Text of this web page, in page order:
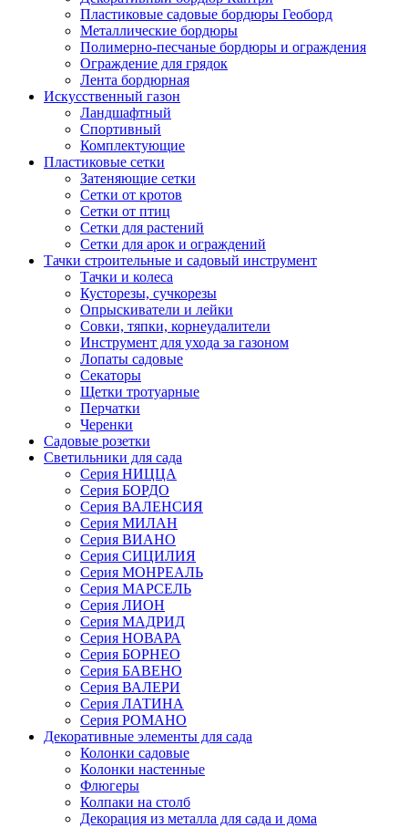
Пластиковые садовые бордюры Геоборд
Металлические бордюры
Полимерно-песчаные бордюры и ограждения
Ограждение для грядок
Лента бордюрная
Искусственный газон
Ландшафтный
Спортивный
Комплектующие
Пластиковые сетки
Затеняющие сетки
Сетки от кротов
Сетки от птиц
Сетки для растений
Сетки для арок и ограждений
Тачки строительные и садовый инструмент
Тачки и колеса
Кусторезы, сучкорезы
Опрыскиватели и лейки
Совки, тяпки, корнеудалители
Инструмент для ухода за газоном
Лопаты садовые
Секаторы
Щетки тротуарные
Перчатки
Черенки
Садовые розетки
Светильники для сада
Серия НИЦЦА
Серия БОРДО
Серия ВАЛЕНСИЯ
Серия МИЛАН
Серия ВИАНО
Серия СИЦИЛИЯ
Серия МОНРЕАЛЬ
Серия МАРСЕЛЬ
Серия ЛИОН
Серия МАДРИД
Серия НОВАРА
Серия БОРНЕО
Серия БАВЕНО
Серия ВАЛЕРИ
Серия ЛАТИНА
Серия РОМАНО
Декоративные элементы для сада
Колонки садовые
Колонки настенные
Флюгеры
Колпаки на столб
Декорация из металла для сада и дома